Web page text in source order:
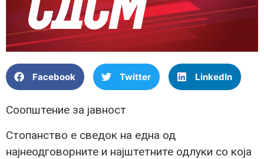
Facebook Twitter LinkedIn
Соопштение за јавност
Стопанство е сведок на една од
најнеодговорните и најштетните одлуки со која